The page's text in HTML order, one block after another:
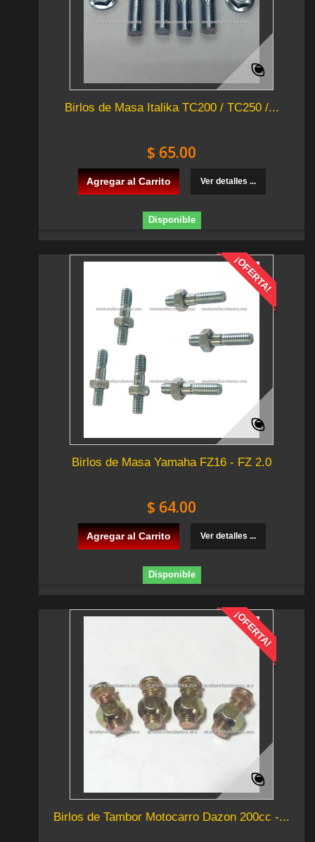
Birlos de Masa Italika TC200 / TC250 /...
$ 65.00
Agregar al Carrito Ver detalles ...
Disponible
¡OFERTA!
Birlos de Masa Yamaha FZ16 - FZ 2.0
$ 64.00
Agregar al Carrito Ver detalles ...
Disponible
¡OFERTA!
Birlos de Tambor Motocarro Dazon 200cc -...